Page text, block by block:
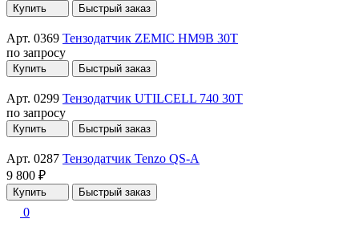
Купить Быстрый заказ
Арт. 0369 Тензодатчик ZEMIC HM9B 30T
по запросу
Купить Быстрый заказ
Арт. 0299 Тензодатчик UTILCELL 740 30T
по запросу
Купить Быстрый заказ
Арт. 0287 Тензодатчик Tenzo QS-A
9 800 ₽
Купить Быстрый заказ
0